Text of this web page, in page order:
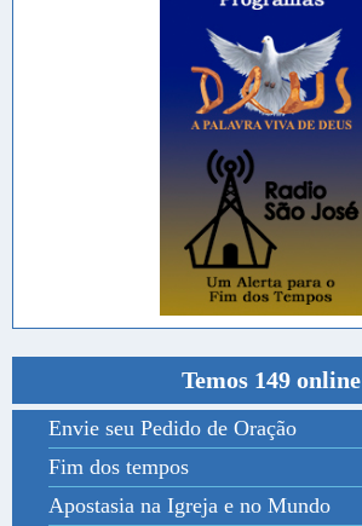
Temos 149 online
Envie seu Pedido de Oração
Fim dos tempos
Apostasia na Igreja e no Mundo